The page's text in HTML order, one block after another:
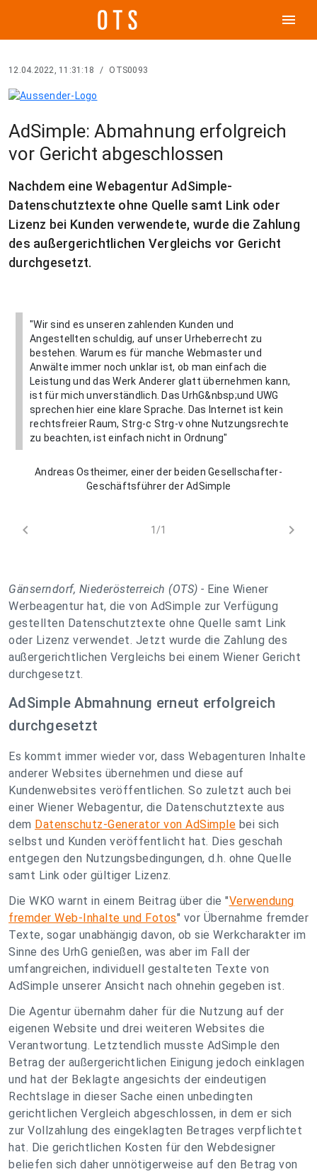
menu
12.04.2022, 11:31:18 / OTS0093
AdSimple: Abmahnung erfolgreich
vor Gericht abgeschlossen
Nachdem eine Webagentur AdSimple-
Datenschutztexte ohne Quelle samt Link oder
Lizenz bei Kunden verwendete, wurde die Zahlung
des außergerichtlichen Vergleichs vor Gericht
durchgesetzt.
"Wir sind es unseren zahlenden Kunden und
Angestellten schuldig, auf unser Urheberrecht zu
bestehen. Warum es für manche Webmaster und
Anwälte immer noch unklar ist, ob man einfach die
Leistung und das Werk Anderer glatt übernehmen kann,
ist für mich unverständlich. Das UrhG&nbsp;und UWG
sprechen hier eine klare Sprache. Das Internet ist kein
rechtsfreier Raum, Strg-c Strg-v ohne Nutzungsrechte
zu beachten, ist einfach nicht in Ordnung"
Andreas Ostheimer, einer der beiden Gesellschafter-
Geschäftsführer der AdSimple
chevron_left 1/1 chevron_right
Gänserndorf, Niederösterreich (OTS) - Eine Wiener
Werbeagentur hat, die von AdSimple zur Verfügung
gestellten Datenschutztexte ohne Quelle samt Link
oder Lizenz verwendet. Jetzt wurde die Zahlung des
außergerichtlichen Vergleichs bei einem Wiener Gericht
durchgesetzt.
AdSimple Abmahnung erneut erfolgreich
durchgesetzt
Es kommt immer wieder vor, dass Webagenturen Inhalte
anderer Websites übernehmen und diese auf
Kundenwebsites veröffentlichen. So zuletzt auch bei
einer Wiener Webagentur, die Datenschutztexte aus
dem Datenschutz-Generator von AdSimple bei sich
selbst und Kunden veröffentlicht hat. Dies geschah
entgegen den Nutzungsbedingungen, d.h. ohne Quelle
samt Link oder gültiger Lizenz.
Die WKO warnt in einem Beitrag über die "Verwendung
fremder Web-Inhalte und Fotos" vor Übernahme fremder
Texte, sogar unabhängig davon, ob sie Werkcharakter im
Sinne des UrhG genießen, was aber im Fall der
umfangreichen, individuell gestalteten Texte von
AdSimple unserer Ansicht nach ohnehin gegeben ist.
Die Agentur übernahm daher für die Nutzung auf der
eigenen Website und drei weiteren Websites die
Verantwortung. Letztendlich musste AdSimple den
Betrag der außergerichtlichen Einigung jedoch einklagen
und hat der Beklagte angesichts der eindeutigen
Rechtslage in dieser Sache einen unbedingten
gerichtlichen Vergleich abgeschlossen, in dem er sich
zur Vollzahlung des eingeklagten Betrages verpflichtet
hat. Die gerichtlichen Kosten für den Webdesigner
beliefen sich daher unnötigerweise auf den Betrag von